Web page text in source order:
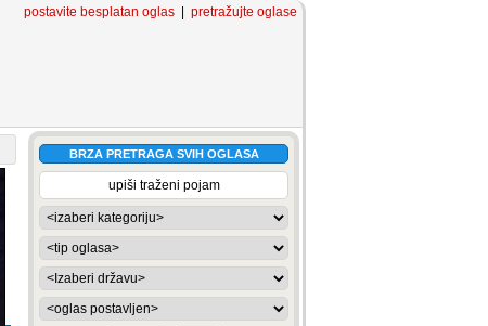
postavite besplatan oglas pretražujte oglase
BRZA PRETRAGA SVIH OGLASA